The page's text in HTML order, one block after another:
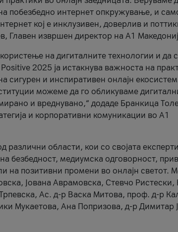
побезбедно интернет опкружување, и
кој е инклузивен, доверлив и
Главен извршен директор на А1
на дигиталните технологии и да
2025 ја истакнува важноста на
сигурен и инспиративен онлајн
можеме да го обликуваме
и вреднувано,“ додаде Бранкица
и корпоративни комуникации во А1
различни области, кои со својата
безбедност, медиумска одговорност,
на позитивни промени во онлајн светот.
Јована Аврамовска, Стевчо Ристески,
Ас. д-р Васка Митова, проф. д-р
Мукаетова, Ана Попризова, д-р Димитар